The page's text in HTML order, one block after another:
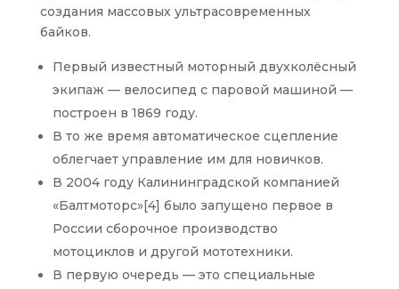
создания массовых ультрасовременных
байков.
Первый известный моторный двухколёсный
экипаж — велосипед с паровой машиной —
построен в 1869 году.
В то же время автоматическое сцепление
облегчает управление им для новичков.
В 2004 году Калининградской компанией
«Балтмоторс»[4] было запущено первое в
России сборочное производство
мотоциклов и другой мототехники.
В первую очередь — это специальные